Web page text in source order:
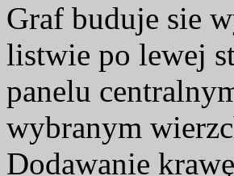
Graf buduje sie
listwie po lewej
panelu
wybranym
Dodawanie